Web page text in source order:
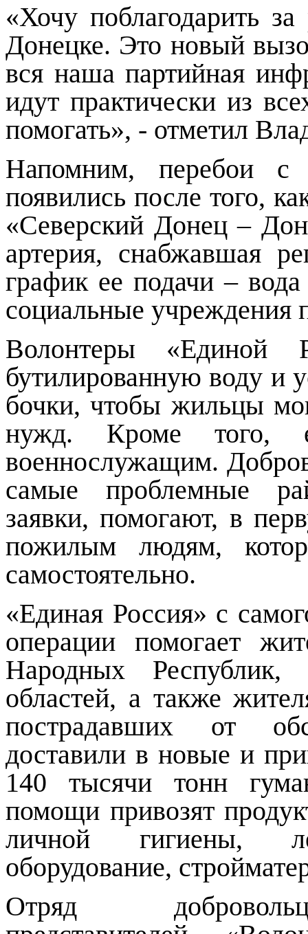
«Хочу поблагодарить
Донецке. Это новый
вся наша партийная
идут практически из
помогать», - отметил
Напомним, перебои с
появились после того,
«Северский Донец –
артерия, снабжавшая
график ее подачи –
социальные учреждения
Волонтеры «Единой
бутилированную воду и
бочки, чтобы жильцы
нужд. Кроме того,
военнослужащим.
самые проблемные
заявки, помогают, в
пожилым людям,
самостоятельно.
«Единая Россия» с
операции помогает
Народных Республик,
областей, а также
пострадавших от
доставили в новые и
140 тысячи тонн
помощи привозят
личной гигиены,
оборудование,
Отряд